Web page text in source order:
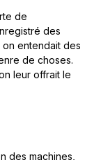
de
des
entendait des
de choses.
leur offrait le
des machines,